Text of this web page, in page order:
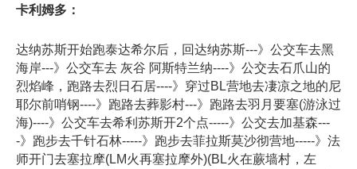
卡利姆多：
达纳苏斯开始跑泰达希尔后，回达纳苏斯---》公交车去黑
海岸---》公交车去 灰谷 阿斯特兰纳----》公交去石爪山的
烈焰峰，跑路去烈日石居----》穿过BL营地去凄凉之地的尼
耶尔前哨钢----》跑路去葬影村---》跑路去羽月要塞(游泳过
海)----》公交车去希利苏斯开2个点-----》公交去加基森---
-》跑步去千针石林-----》跑步去菲拉斯莫沙彻营地-----》法
师开门去塞拉摩(LM火再塞拉摩外)(BL火在蕨墙村，左